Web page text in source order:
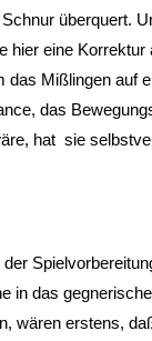
überquert.
hier eine
das Mißlingen auf
das
hat sie
in das
wären erstens,